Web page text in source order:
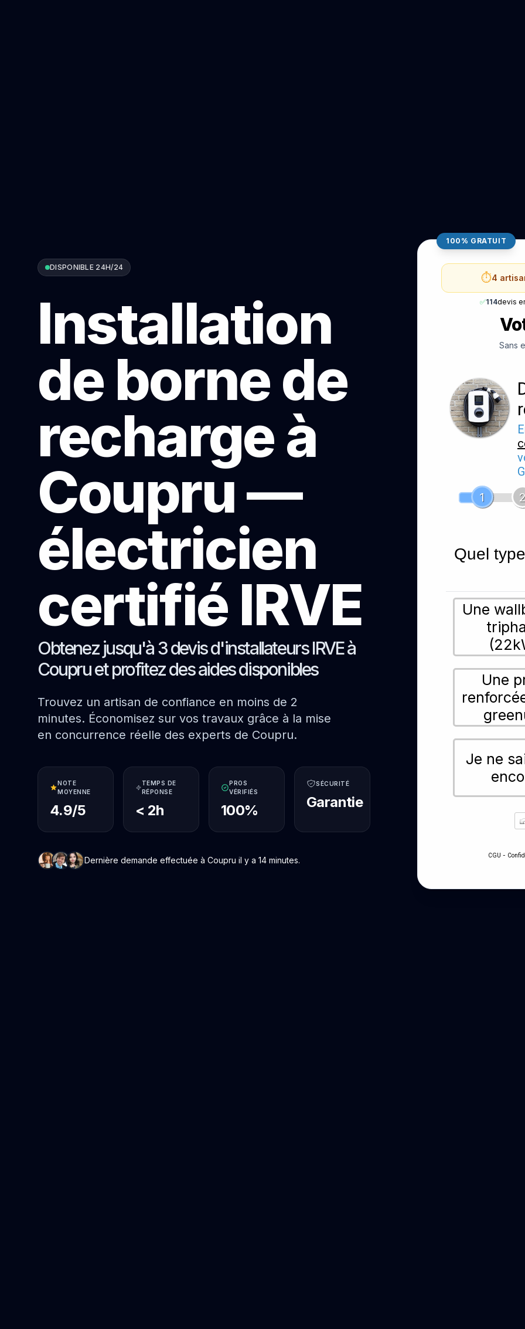
DISPONIBLE 24H/24
Installation
de borne de
recharge à
Coupru —
électricien
certifié IRVE
Obtenez jusqu'à 3 devis d'installateurs IRVE à
Coupru et profitez des aides disponibles
Trouvez un artisan de confiance en moins de 2
minutes. Économisez sur vos travaux grâce à la mise
en concurrence réelle des experts de Coupru.
NOTE
MOYENNE
4.9/5
TEMPS DE
RÉPONSE
< 2h
PROS
VÉRIFIÉS
100%
SÉCURITÉ
Garantie
Dernière demande effectuée à Coupru il y a 14 minutes.
100% GRATUIT
⏱️4
✅114devis
Sans
1
2
Quel
Une
Une
Je ne
CGU -